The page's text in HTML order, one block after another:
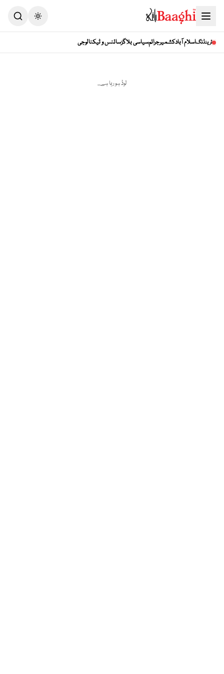
Toggle theme
ٹرینڈنگاسلام آبادکشمیرجرائمسیاسی بلاگزسائنس و ٹیکنالوجی
لوڈ ہو رہا ہے...